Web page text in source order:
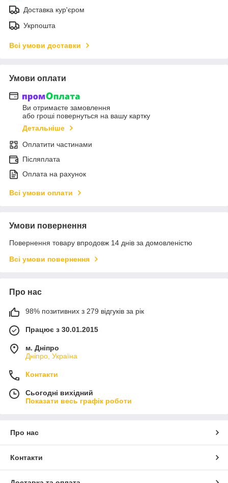
Доставка кур'єром
Укрпошта
Всі умови доставки
Умови оплати
Ви отримаєте замовлення
або гроші повернуться на вашу картку
Детальніше
Оплатити частинами
Післяплата
Оплата на рахунок
Всі умови оплати
Умови повернення
Повернення товару впродовж 14 днів за домовленістю
Всі умови повернення
Про нас
98% позитивних з 279 відгуків за рік
Працює з 30.01.2015
м. Дніпро
Дніпро, Україна
Контакти
Сьогодні вихідний
Показати весь графік роботи
Про нас
Контакти